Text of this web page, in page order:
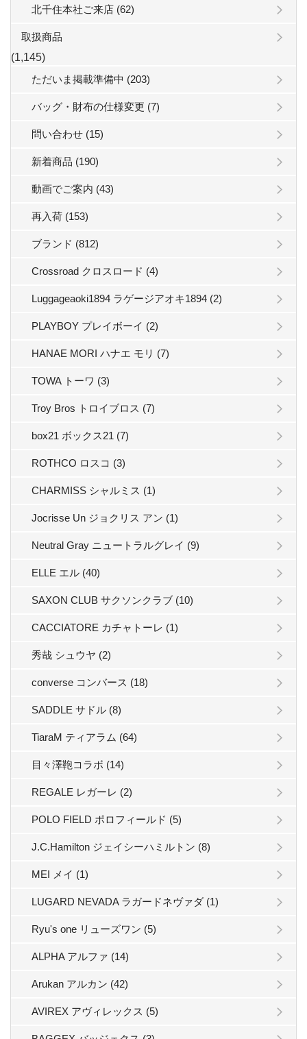
北千住本社ご来店 (62)
取扱商品
(1,145)
ただいま掲載準備中 (203)
バッグ・財布の仕様変更 (7)
問い合わせ (15)
新着商品 (190)
動画でご案内 (43)
再入荷 (153)
ブランド (812)
Crossroad クロスロード (4)
Luggageaoki1894 ラゲージアオキ1894 (2)
PLAYBOY プレイボーイ (2)
HANAE MORI ハナエ モリ (7)
TOWA トーワ (3)
Troy Bros トロイブロス (7)
box21 ボックス21 (7)
ROTHCO ロスコ (3)
CHARMISS シャルミス (1)
Jocrisse Un ジョクリス アン (1)
Neutral Gray ニュートラルグレイ (9)
ELLE エル (40)
SAXON CLUB サクソンクラブ (10)
CACCIATORE カチャトーレ (1)
秀哉 シュウヤ (2)
converse コンバース (18)
SADDLE サドル (8)
TiaraM ティアラム (64)
目々澤鞄コラボ (14)
REGALE レガーレ (2)
POLO FIELD ポロフィールド (5)
J.C.Hamilton ジェイシーハミルトン (8)
MEI メイ (1)
LUGARD NEVADA ラガードネヴァダ (1)
Ryu's one リューズワン (5)
ALPHA アルファ (14)
Arukan アルカン (42)
AVIREX アヴィレックス (5)